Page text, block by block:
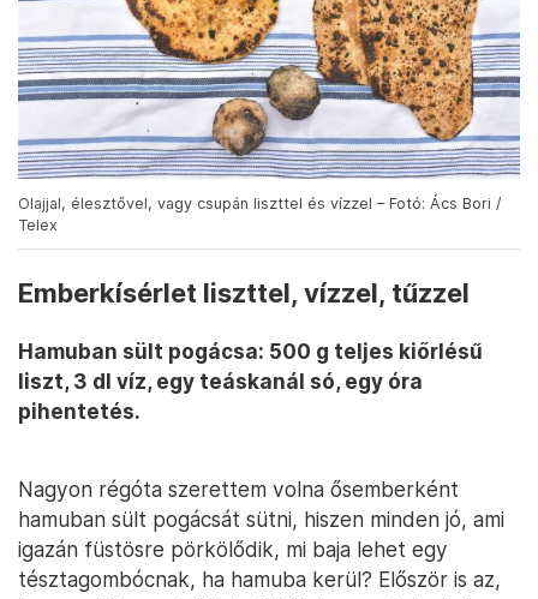
Olajjal, élesztővel, vagy csupán liszttel és vízzel – Fotó: Ács Bori /
Telex
Emberkísérlet liszttel, vízzel, tűzzel
Hamuban sült pogácsa: 500 g teljes kiőrlésű
liszt, 3 dl víz, egy teáskanál só, egy óra
pihentetés.
Nagyon régóta szerettem volna ősemberként
hamuban sült pogácsát sütni, hiszen minden jó, ami
igazán füstösre pörkölődik, mi baja lehet egy
tésztagombócnak, ha hamuba kerül? Először is az,